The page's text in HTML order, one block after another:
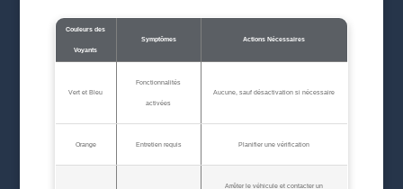
Couleurs des
Voyants
Symptômes Actions Nécessaires
Vert et Bleu
Fonctionnalités
activées
Aucune, sauf désactivation si nécessaire
Orange Entretien requis Planifier une vérification
Arrêter le véhicule et contacter un